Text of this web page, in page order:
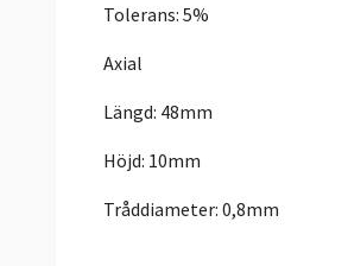
Tolerans: 5%
Axial
Längd: 48mm
Höjd: 10mm
Tråddiameter: 0,8mm